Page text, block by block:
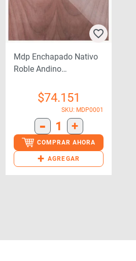
Mdp Enchapado Nativo
Roble Andino
$74.151
SKU: MDP0001
- 1 +
COMPRAR AHORA
+ AGREGAR